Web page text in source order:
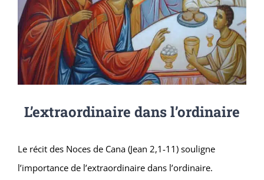
L’extraordinaire dans l’ordinaire
Le récit des Noces de Cana (Jean 2,1-11) souligne
l’importance de l’extraordinaire dans l’ordinaire.